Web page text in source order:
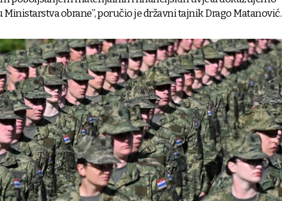
Ministarstva obrane”, poručio je državni tajnik Drago Matanović.